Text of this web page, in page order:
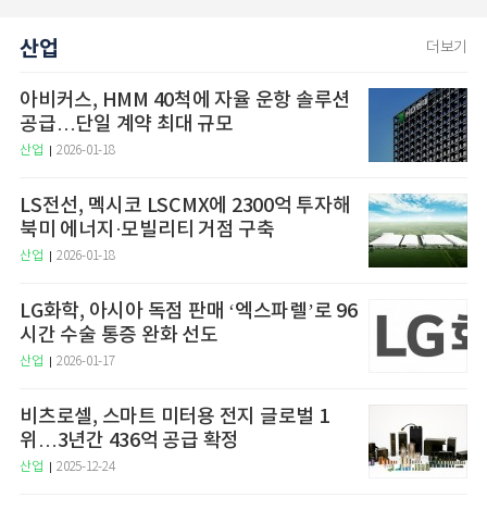
산업 더보기
아비커스, HMM 40척에 자율 운항 솔루션
공급…단일 계약 최대 규모
산업 2026-01-18
LS전선, 멕시코 LSCMX에 2300억 투자해
북미 에너지·모빌리티 거점 구축
산업 2026-01-18
LG화학, 아시아 독점 판매 ‘엑스파렐’로 96
시간 수술 통증 완화 선도
산업 2026-01-17
비츠로셀, 스마트 미터용 전지 글로벌 1
위…3년간 436억 공급 확정
산업 2025-12-24